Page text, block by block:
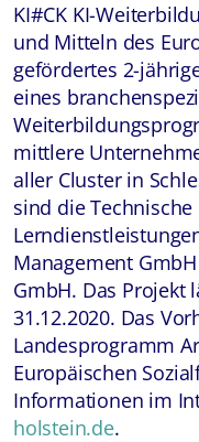
KI#CK KI-
und Mitteln des
gefördertes 2-
eines
mittlere
aller Cluster in
sind die
Management
GmbH. Das Projekt
31.12.2020. Das
Landesprogramm
Europäischen
Informationen im
holstein.de.